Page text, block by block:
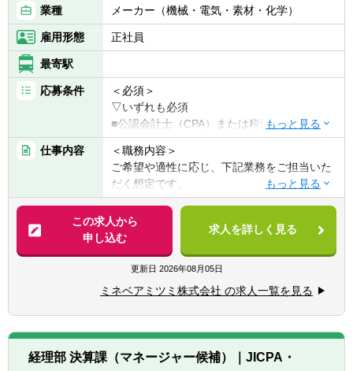
業種 メーカー（機械・電気・素材・化学）
雇用形態 正社員
最寄駅
応募条件
＜必須＞
▽いずれも必須
■公認会計士（CPA）または税理士（財務諸
表科目の合格者でも可）
■監査法人にて事業会社向けの監査経験を有
する方
■下記いずれかのご経験をお持ちの方
・IFRS
・M&Aにおける監査
・企業価値評価
・アドバイザリー
＜歓迎＞
仕事内容
＜職務内容＞
ご希望や適性に応じ、下記業務をご担当いた
だく想定です。
―決算業務（連結・単体）、開示資料作成
―税務申告関連
―企業買収にかかる企業結合会計・PPA・の
―各種プロジェクトの推進
＜募集背景＞
売上2.5兆円への成長を目指す同社は、企業買
収や海外展開を積極的に行っており、今後の
成長を支える熱意のある積極的な経理スタッ
フを募集しております。
この求人から
申し込む
求人を詳しく見る
更新日 2026年08月05日
ミネベアミツミ株式会社 の求人一覧を見る
経理部 決算課（マネージャー候補）｜JICPA・